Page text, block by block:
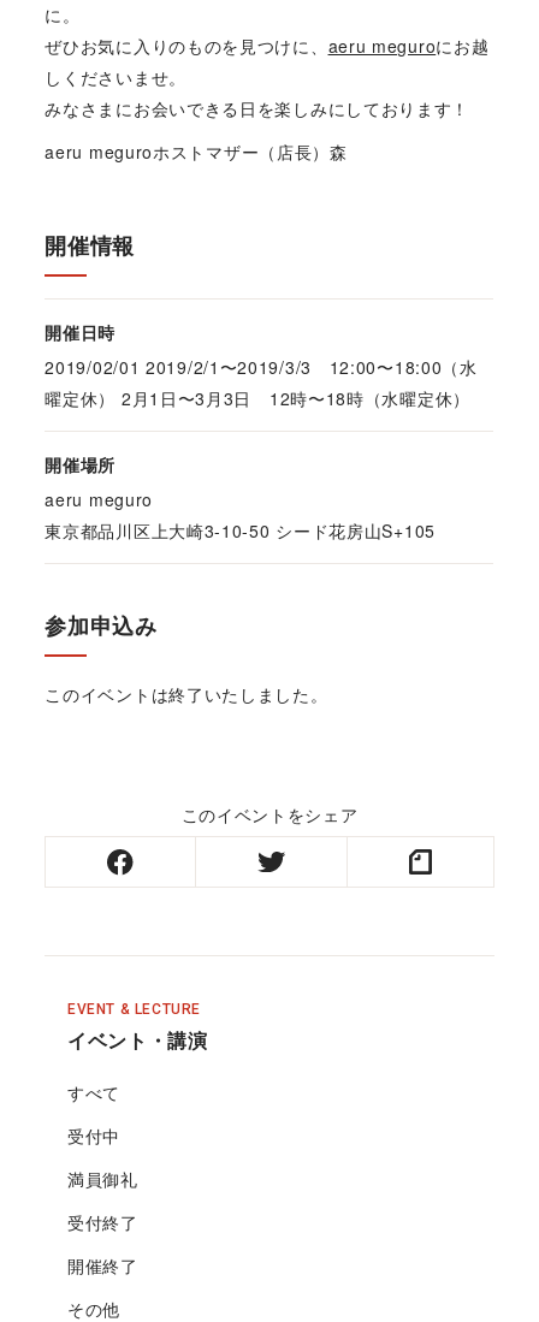
に。
ぜひお気に入りのものを見つけに、 aeru meguroにお越
しくださいませ。
みなさまにお会いできる日を楽しみにしております！
aeru meguroホストマザー（店長）森
開催情報
開催日時
2019/02/01 2019/2/1〜2019/3/3 12:00〜18:00（水
曜定休） 2月1日〜3月3日 12時〜18時（水曜定休）
開催場所
aeru meguro
東京都品川区上大崎3-10-50 シード花房山S+105
参加申込み
このイベントは終了いたしました。
このイベントをシェア
EVENT & LECTURE
イベント・講演
すべて
受付中
満員御礼
受付終了
開催終了
その他